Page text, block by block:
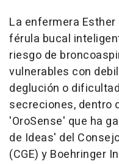
La enfermera
férula bucal
riesgo de
vulnerables con
deglución o
secreciones, dentro
'OroSense' que ha
de Ideas' del
(CGE) y Boehringer